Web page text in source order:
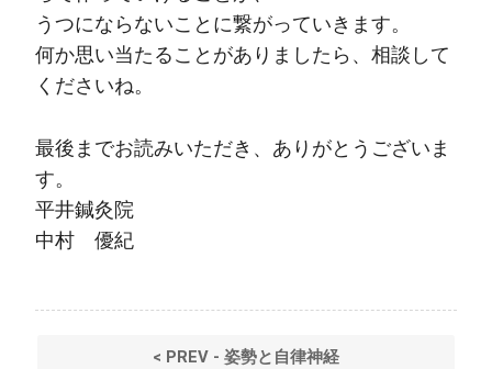
うつにならないことに繋がっていきます。
何か思い当たることがありましたら、相談して
くださいね。
最後までお読みいただき、ありがとうございま
す。
平井鍼灸院
中村 優紀
< PREV - 姿勢と自律神経